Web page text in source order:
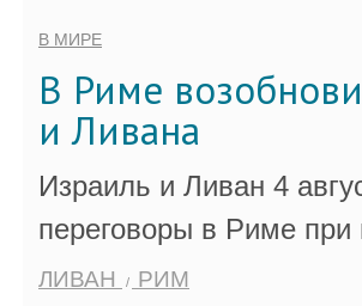
В МИРЕ
В Риме
и Ливана
Израиль и Ливан 4
переговоры в Риме
ЛИВАН РИМ